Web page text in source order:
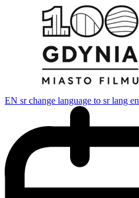
EN sr change language to sr lang en